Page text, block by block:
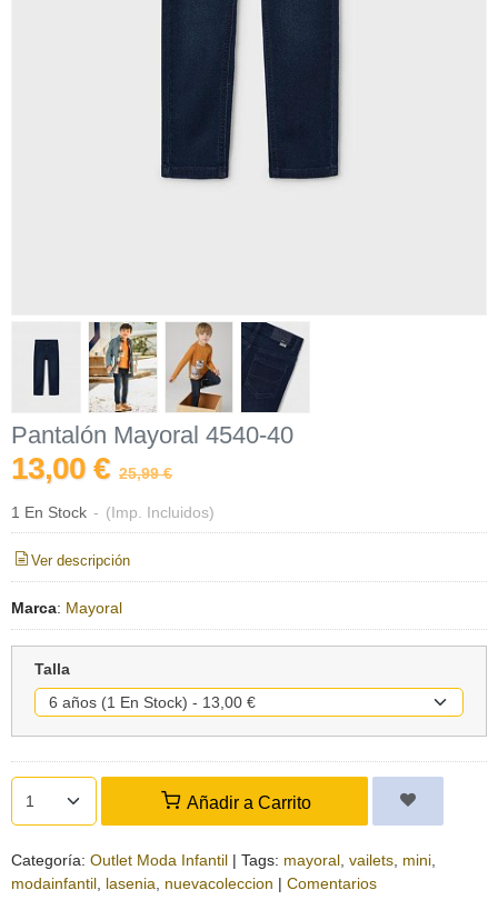
Pantalón Mayoral 4540-40
13,00 € 25,99 €
1 En Stock - (Imp. Incluidos)
Ver descripción
Marca: Mayoral
Talla
Añadir a Carrito
Categoría: Outlet Moda Infantil | Tags: mayoral vailets mini
modainfantil lasenia nuevacoleccion | Comentarios